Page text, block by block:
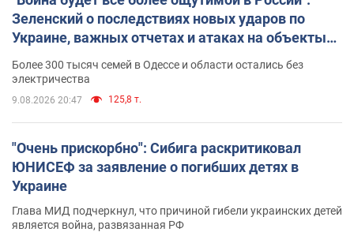
Зеленский о последствиях новых ударов по
Украине, важных отчетах и атаках на объекты
противника. Видео
Более 300 тысяч семей в Одессе и области остались без
электричества
9.08.2026 20:47 125,8 т.
"Очень прискорбно": Сибига раскритиковал
ЮНИСЕФ за заявление о погибших детях в
Украине
Глава МИД подчеркнул, что причиной гибели украинских детей
является война, развязанная РФ